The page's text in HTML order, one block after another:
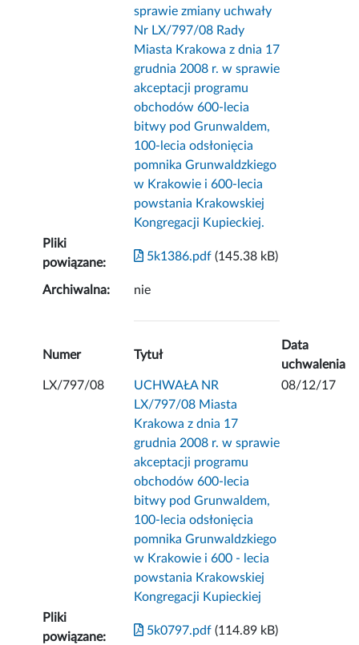
sprawie zmiany uchwały
Nr LX/797/08 Rady
Miasta Krakowa z dnia 17
grudnia 2008 r. w sprawie
akceptacji programu
obchodów 600-lecia
bitwy pod Grunwaldem,
100-lecia odsłonięcia
pomnika Grunwaldzkiego
w Krakowie i 600-lecia
powstania Krakowskiej
Kongregacji Kupieckiej.
Pliki
powiązane:
5k1386.pdf (145.38 kB)
Archiwalna: nie
Numer Tytuł
Data
uchwalenia
LX/797/08
UCHWAŁA NR
LX/797/08 Miasta
Krakowa z dnia 17
grudnia 2008 r. w sprawie
akceptacji programu
obchodów 600-lecia
bitwy pod Grunwaldem,
100-lecia odsłonięcia
pomnika Grunwaldzkiego
w Krakowie i 600 - lecia
powstania Krakowskiej
Kongregacji Kupieckiej
08/12/17
Pliki
powiązane:
5k0797.pdf (114.89 kB)